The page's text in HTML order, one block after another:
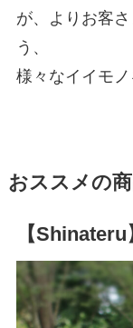
が、よりお客
う、
様々なイイモ
おススメの
【